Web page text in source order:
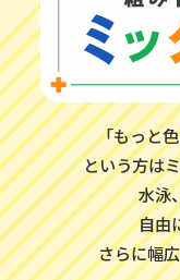
「もっと
という方は
水泳
自由
さらに幅